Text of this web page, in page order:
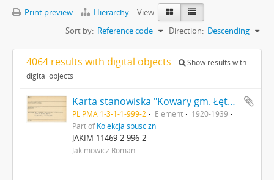
Print preview Hierarchy
View:
Sort by: Reference code Direction: Descending
4064 results with digital objects
Show results with
digital objects
Karta stanowiska "Kowary gm. Łętkowice pow. Miechów woj. Kielce" (druk rękopis) - strona 2
PL PMA 1-3-1-1-999-2 Element
1920-1939
Part ofKolekcja spuścizn
JAKIM-11469-2-996-2
Jakimowicz Roman